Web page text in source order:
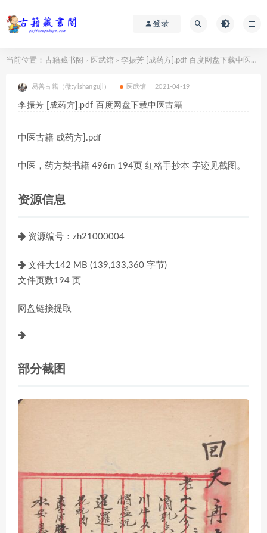
登录
当前位置： 古籍藏书阁 > 医武馆 > 李振芳 [成药方].pdf 百度网盘下载中医古籍
易善古籍（微:yishanguji） 医武馆 2021-04-19
李振芳 [成药方].pdf 百度网盘下载中医古籍
中医古籍 成药方].pdf
中医，药方类书籍 496m 194页 红格手抄本 字迹见截图。
资源信息
资源编号：zh21000004
文件大142 MB (139,133,360 字节)
文件页数194 页
网盘链接提取
部分截图